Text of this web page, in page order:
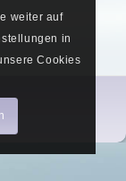
weiter auf
in
Cookies